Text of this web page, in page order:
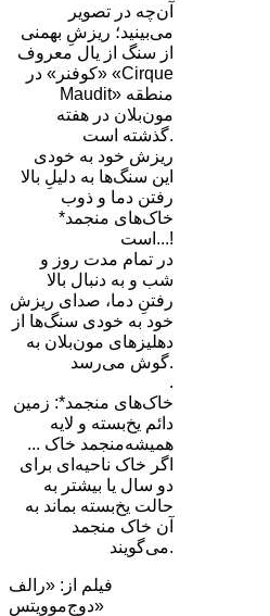
آن‌چه در تصویر
می‌بینید؛ ریزشِ بهمنی
از سنگ از یال معروف
«کوفنر» در «Cirque
Maudit» منطقه
مون‌بلان در هفته
گذشته است.
ریزش خود به خودی
این سنگ‌ها به دلیلِ بالا
رفتن دما و ذوب
خاک‌های منجمد*
است...!
در تمام مدت روز و
شب و به دنبال بالا
رفتنِ دما، صدای ریزش
خود به خودی سنگ‌ها از
دهلیزهای مون‌بلان به
گوش می‌رسد.
.
خاک‌های منجمد*: زمین
دائم یخ‌بسته و لایه
همیشه‌منجمد خاک ...
اگر خاک ناحیه‌ای برای
دو سال یا بیشتر به
حالت یخ‌بسته بماند به
آن خاک منجمد
می‌گویند.
فیلم از: «رالف
دوج‌موویتس»